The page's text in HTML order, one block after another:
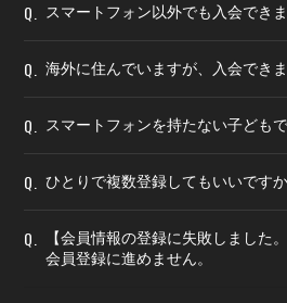
Q. スマートフォン以外でも入会でき
Q. 海外に住んでいますが、入会でき
Q. スマートフォンを持たない子ども
Q. ひとりで複数登録してもいいです
Q.
【会員情報の登録に失敗しました
会員登録に進めません。